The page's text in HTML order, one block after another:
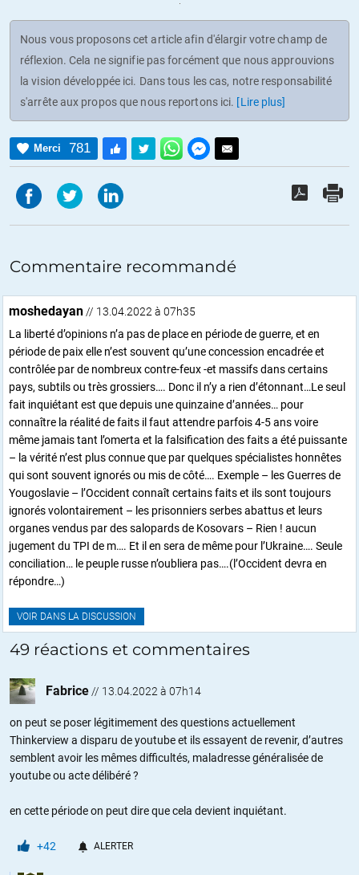
Nous vous proposons cet article afin d'élargir votre champ de
réflexion. Cela ne signifie pas forcément que nous approuvions
la vision développée ici. Dans tous les cas, notre responsabilité
s'arrête aux propos que nous reportons ici. [Lire plus]
Merci 781
Commentaire recommandé
moshedayan // 13.04.2022 à 07h35
La liberté d’opinions n’a pas de place en période de guerre, et en
période de paix elle n’est souvent qu’une concession encadrée et
contrôlée par de nombreux contre-feux -et massifs dans certains
pays, subtils ou très grossiers…. Donc il n’y a rien d’étonnant…Le seul
fait inquiétant est que depuis une quinzaine d’années… pour
connaître la réalité de faits il faut attendre parfois 4-5 ans voire
même jamais tant l’omerta et la falsification des faits a été puissante
– la vérité n’est plus connue que par quelques spécialistes honnêtes
qui sont souvent ignorés ou mis de côté…. Exemple – les Guerres de
Yougoslavie – l’Occident connaît certains faits et ils sont toujours
ignorés volontairement – les prisonniers serbes abattus et leurs
organes vendus par des salopards de Kosovars – Rien ! aucun
jugement du TPI de m…. Et il en sera de même pour l’Ukraine…. Seule
conciliation… le peuple russe n’oubliera pas….(l’Occident devra en
répondre…)
VOIR DANS LA DISCUSSION
49 réactions et commentaires
Fabrice // 13.04.2022 à 07h14
on peut se poser légitimement des questions actuellement
Thinkerview a disparu de youtube et ils essayent de revenir, d’autres
semblent avoir les mêmes difficultés, maladresse généralisée de
youtube ou acte délibéré ?
en cette période on peut dire que cela devient inquiétant.
+42 ALERTER